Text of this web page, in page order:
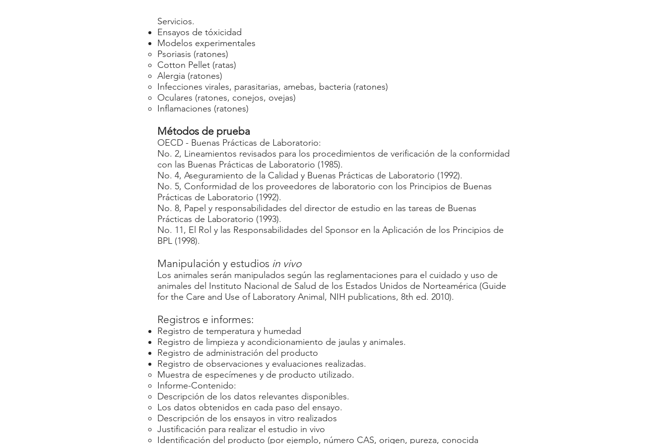
Servicios.
Ensayos de tóxicidad
Modelos experimentales
Psoriasis (ratones)
Cotton Pellet (ratas)
Alergia (ratones)
Infecciones virales, parasitarias, amebas, bacteria (ratones)
Oculares (ratones, conejos, ovejas)
Inflamaciones (ratones)
Métodos de prueba
OECD - Buenas Prácticas de Laboratorio:
No. 2, Lineamientos revisados para los procedimientos de verificación de la conformidad
con las Buenas Prácticas de Laboratorio (1985).
No. 4, Aseguramiento de la Calidad y Buenas Prácticas de Laboratorio (1992).
No. 5, Conformidad de los proveedores de laboratorio con los Principios de Buenas
Prácticas de Laboratorio (1992).
No. 8, Papel y responsabilidades del director de estudio en las tareas de Buenas
Prácticas de Laboratorio (1993).
No. 11, El Rol y las Responsabilidades del Sponsor en la Aplicación de los Principios de
BPL (1998).
Manipulación y estudios in vivo
Los animales serán manipulados según las reglamentaciones para el cuidado y uso de
animales del Instituto Nacional de Salud de los Estados Unidos de Norteamérica (Guide
for the Care and Use of Laboratory Animal, NIH publications, 8th ed. 2010).
Registros e informes:
Registro de temperatura y humedad
Registro de limpieza y acondicionamiento de jaulas y animales.
Registro de administración del producto
Registro de observaciones y evaluaciones realizadas.
Muestra de especímenes y de producto utilizado.
Informe-Contenido:
Descripción de los datos relevantes disponibles.
Los datos obtenidos en cada paso del ensayo.
Descripción de los ensayos in vitro realizados
Justificación para realizar el estudio in vivo
Identificación del producto (por ejemplo, número CAS, origen, pureza, conocida